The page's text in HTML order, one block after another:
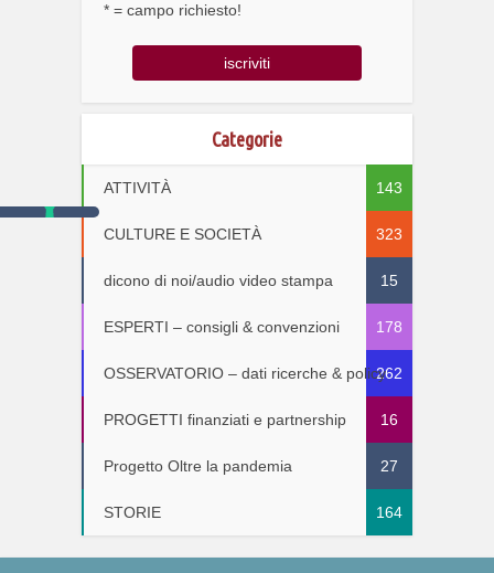
* = campo richiesto!
Categorie
ATTIVITÀ 143
CULTURE E SOCIETÀ 323
dicono di noi/audio video stampa 15
ESPERTI – consigli & convenzioni 178
OSSERVATORIO – dati ricerche & policy262
PROGETTI finanziati e partnership 16
Progetto Oltre la pandemia 27
STORIE 164